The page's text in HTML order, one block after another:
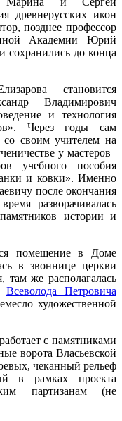
древнерусских икон
позднее профессор
Академии Юрий
до конца
становится
Владимирович
и технология
Через годы сам
со своим учителем на
у мастеров–
учебного пособия
и ковки». Именно
после окончания
разворачивалась
истории и
помещение в Доме
в звоннице церкви
же располагалась
Всеволода Петровича
художественной
с памятниками
ворота Власьевской
чеканный рельеф
в рамках проекта
партизанам (не